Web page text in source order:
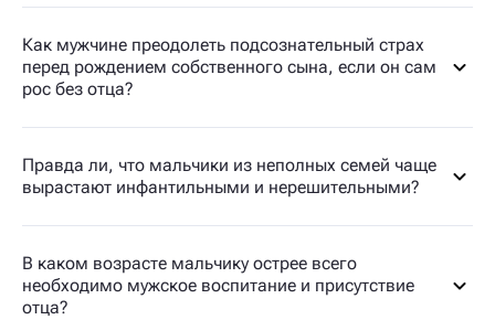
Как мужчине преодолеть подсознательный страх
перед рождением собственного сына, если он сам
рос без отца?
Правда ли, что мальчики из неполных семей чаще
вырастают инфантильными и нерешительными?
В каком возрасте мальчику острее всего
необходимо мужское воспитание и присутствие
отца?